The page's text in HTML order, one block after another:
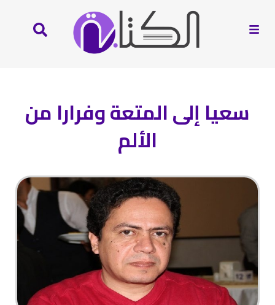
سعيا إلى المتعة وفرارا من
الألم